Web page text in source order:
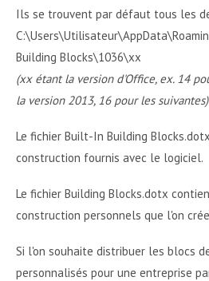
Ils se trouvent par défaut tous les
Building Blocks\1036\xx
(xx étant la version d'Office, ex. 14
la version 2013, 16 pour les suivantes)
Le fichier Built-In Building
construction fournis avec le logiciel.
Le fichier Building Blocks.dotx
construction personnels que l'on
Si l'on souhaite distribuer les blocs
personnalisés pour une entreprise